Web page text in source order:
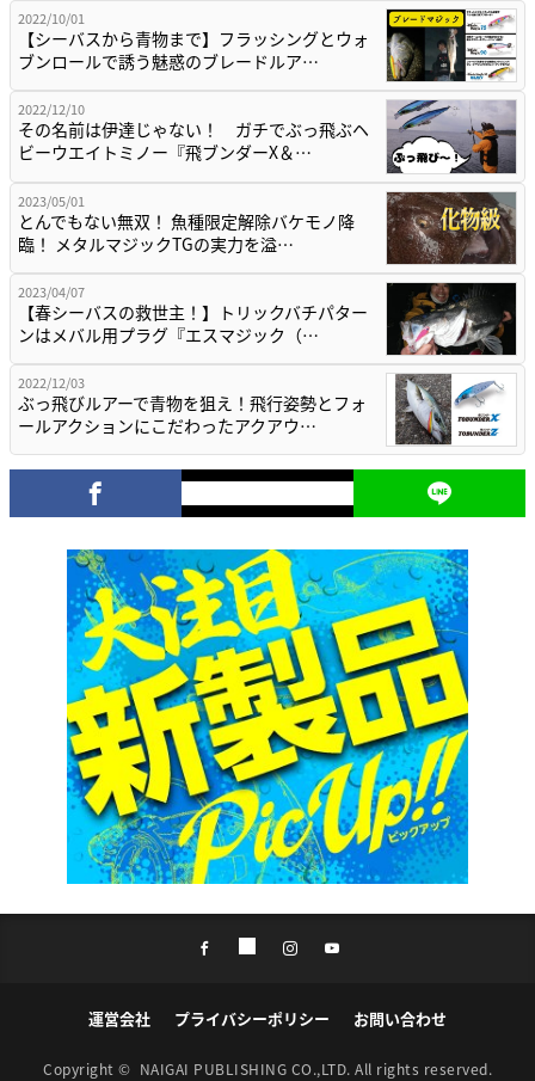
2022/10/01
【シーバスから青物まで】フラッシングとウォ
ブンロールで誘う魅惑のブレードルア…
2022/12/10
その名前は伊達じゃない！ ガチでぶっ飛ぶヘ
ビーウエイトミノー『飛ブンダーX＆…
2023/05/01
とんでもない無双！ 魚種限定解除バケモノ降
臨！ メタルマジックTGの実力を溢…
2023/04/07
【春シーバスの救世主！】トリックバチパター
ンはメバル用プラグ『エスマジック（…
2022/12/03
ぶっ飛びルアーで青物を狙え！飛行姿勢とフォ
ールアクションにこだわったアクアウ…
運営会社 プライバシーポリシー お問い合わせ
Copyright © NAIGAI PUBLISHING CO.,LTD. All rights reserved.